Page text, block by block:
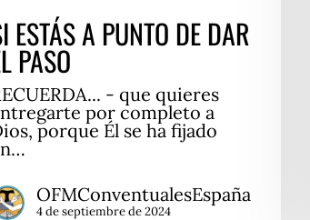
ESTÁS A PUNTO DE DAR
PASO
- que quieres
por completo a
porque Él se ha fijado
OFMConventualesEspaña
4 de septiembre de 2024